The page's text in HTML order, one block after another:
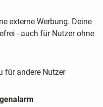
externe Werbung. Deine
- auch für Nutzer ohne
für andere Nutzer